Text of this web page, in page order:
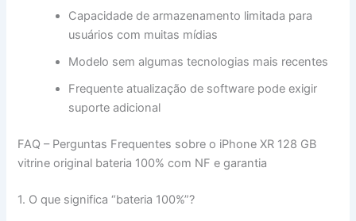
Capacidade de armazenamento limitada para
usuários com muitas mídias
Modelo sem algumas tecnologias mais recentes
Frequente atualização de software pode exigir
suporte adicional
FAQ – Perguntas Frequentes sobre o iPhone XR 128 GB
vitrine original bateria 100% com NF e garantia
1. O que significa “bateria 100%”?